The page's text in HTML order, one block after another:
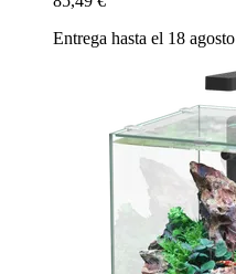
Entrega hasta el 18 agosto